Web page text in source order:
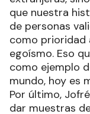
que nuestra
de personas
como prioridad
egoísmo. Eso
como ejemplo
mundo, hoy es
Por último,
dar muestras